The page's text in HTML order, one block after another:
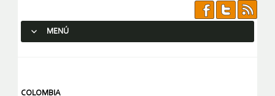
MENÚ
COLOMBIA